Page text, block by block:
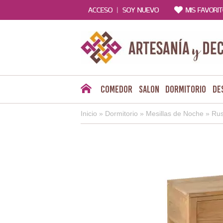
ACCESO | SOY NUEVO MIS
Comedor Salon Dormitorio
Inicio » Dormitorio » Mesillas de Noche »